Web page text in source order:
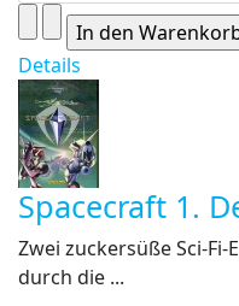
Details
Spacecraft 1.
Zwei zuckersüße Sci-
durch die ...